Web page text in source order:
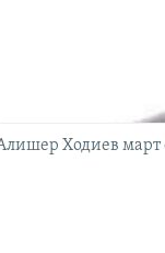
Ходиев март